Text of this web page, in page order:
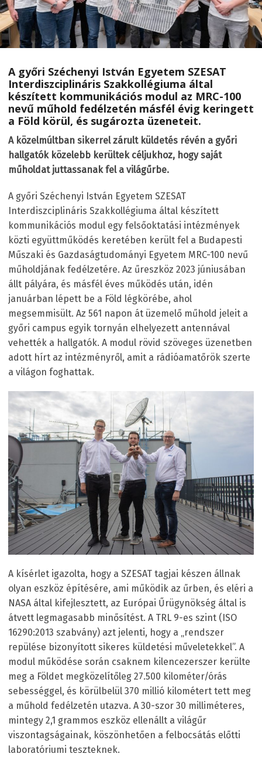
A győri Széchenyi István Egyetem SZESAT
Interdiszciplináris Szakkollégiuma által
készített kommunikációs modul az MRC-100
nevű műhold fedélzetén másfél évig keringett
a Föld körül, és sugározta üzeneteit.
A közelmúltban sikerrel zárult küldetés révén a győri
hallgatók közelebb kerültek céljukhoz, hogy saját
műholdat juttassanak fel a világűrbe.
A győri Széchenyi István Egyetem SZESAT
Interdiszciplináris Szakkollégiuma által készített
kommunikációs modul egy felsőoktatási intézmények
közti együttműködés keretében került fel a Budapesti
Műszaki és Gazdaságtudományi Egyetem MRC-100 nevű
műholdjának fedélzetére. Az űreszköz 2023 júniusában
állt pályára, és másfél éves működés után, idén
januárban lépett be a Föld légkörébe, ahol
megsemmisült. Az 561 napon át üzemelő műhold jeleit a
győri campus egyik tornyán elhelyezett antennával
vehették a hallgatók. A modul rövid szöveges üzenetben
adott hírt az intézményről, amit a rádióamatőrök szerte
a világon foghattak.
A kísérlet igazolta, hogy a SZESAT tagjai készen állnak
olyan eszköz építésére, ami működik az űrben, és eléri a
NASA által kifejlesztett, az Európai Űrügynökség által is
átvett legmagasabb minősítést. A TRL 9-es szint (ISO
16290:2013 szabvány) azt jelenti, hogy a „rendszer
repülése bizonyított sikeres küldetési műveletekkel”. A
modul működése során csaknem kilencezerszer kerülte
meg a Földet megközelítőleg 27.500 kilométer/órás
sebességgel, és körülbelül 370 millió kilométert tett meg
a műhold fedélzetén utazva. A 30-szor 30 milliméteres,
mintegy 2,1 grammos eszköz ellenállt a világűr
viszontagságainak, köszönhetően a felbocsátás előtti
laboratóriumi teszteknek.